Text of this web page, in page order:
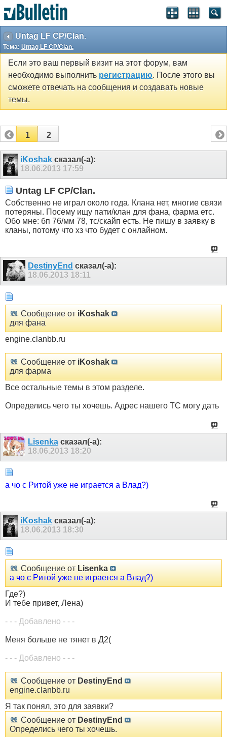
Untag LF CP/Clan.
Тема: Untag LF CP/Clan.
Если это ваш первый визит на этот форум, вам
необходимо выполнить регистрацию. После этого вы
сможете отвечать на сообщения и создавать новые
темы.
1 2
iKoshak сказал(-а):
18.06.2013 17:59
Untag LF CP/Clan.
Собственно не играл около года. Клана нет, многие связи
потеряны. Посему ищу пати/клан для фана, фарма етс.
Обо мне: бп 76/мм 78, тс/скайп есть. Не пишу в заявку в
кланы, потому что хз что будет с онлайном.
DestinyEnd сказал(-а):
18.06.2013 18:11
Сообщение от iKoshak
для фана
engine.clanbb.ru
Сообщение от iKoshak
для фарма
Все остальные темы в этом разделе.
Определись чего ты хочешь. Адрес нашего ТС могу дать
Lisenka сказал(-а):
18.06.2013 18:20
а чо с Ритой уже не играется а Влад?)
iKoshak сказал(-а):
18.06.2013 18:30
Сообщение от Lisenka
а чо с Ритой уже не играется а Влад?)
Где?)
И тебе привет, Лена)
- - - Добавлено - - -
Меня больше не тянет в Д2(
- - - Добавлено - - -
Сообщение от DestinyEnd
engine.clanbb.ru
Я так понял, это для заявки?
Сообщение от DestinyEnd
Определись чего ты хочешь.